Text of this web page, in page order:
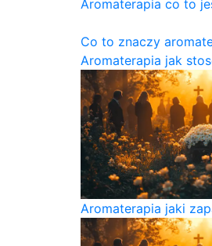
Aromaterapia co to
Co to znaczy
Aromaterapia jak
Aromaterapia jaki